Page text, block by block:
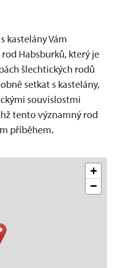
kastelány Vám
Habsburků, který je
šlechtických rodů
setkat s kastelány,
souvislostmi
tento významný rod
příběhem.
+
−